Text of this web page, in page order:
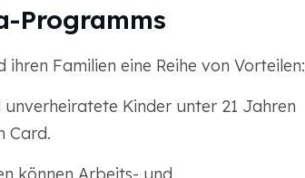
Programms
Familien eine Reihe von Vorteilen:
Kinder unter 21 Jahren
Card.